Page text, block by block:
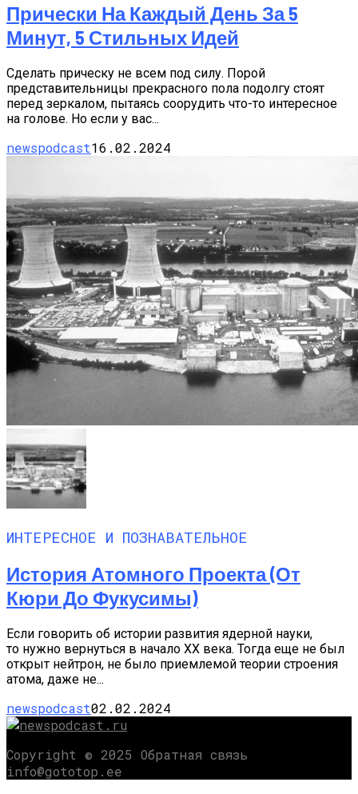
Прически На Каждый День За 5
Минут, 5 Стильных Идей
Сделать прическу не всем под силу. Порой
представительницы прекрасного пола подолгу стоят
перед зеркалом, пытаясь соорудить что-то интересное
на голове. Но если у вас...
newspodcast16.02.2024
ИНТЕРЕСНОЕ И ПОЗНАВАТЕЛЬНОЕ
История Атомного Проекта (от
Кюри До Фукусимы)
Если говорить об истории развития ядерной науки,
то нужно вернуться в начало XX века. Тогда еще не был
открыт нейтрон, не было приемлемой теории строения
атома, даже не...
newspodcast02.02.2024
Copyright © 2025 Обратная связь
info@gototop.ee